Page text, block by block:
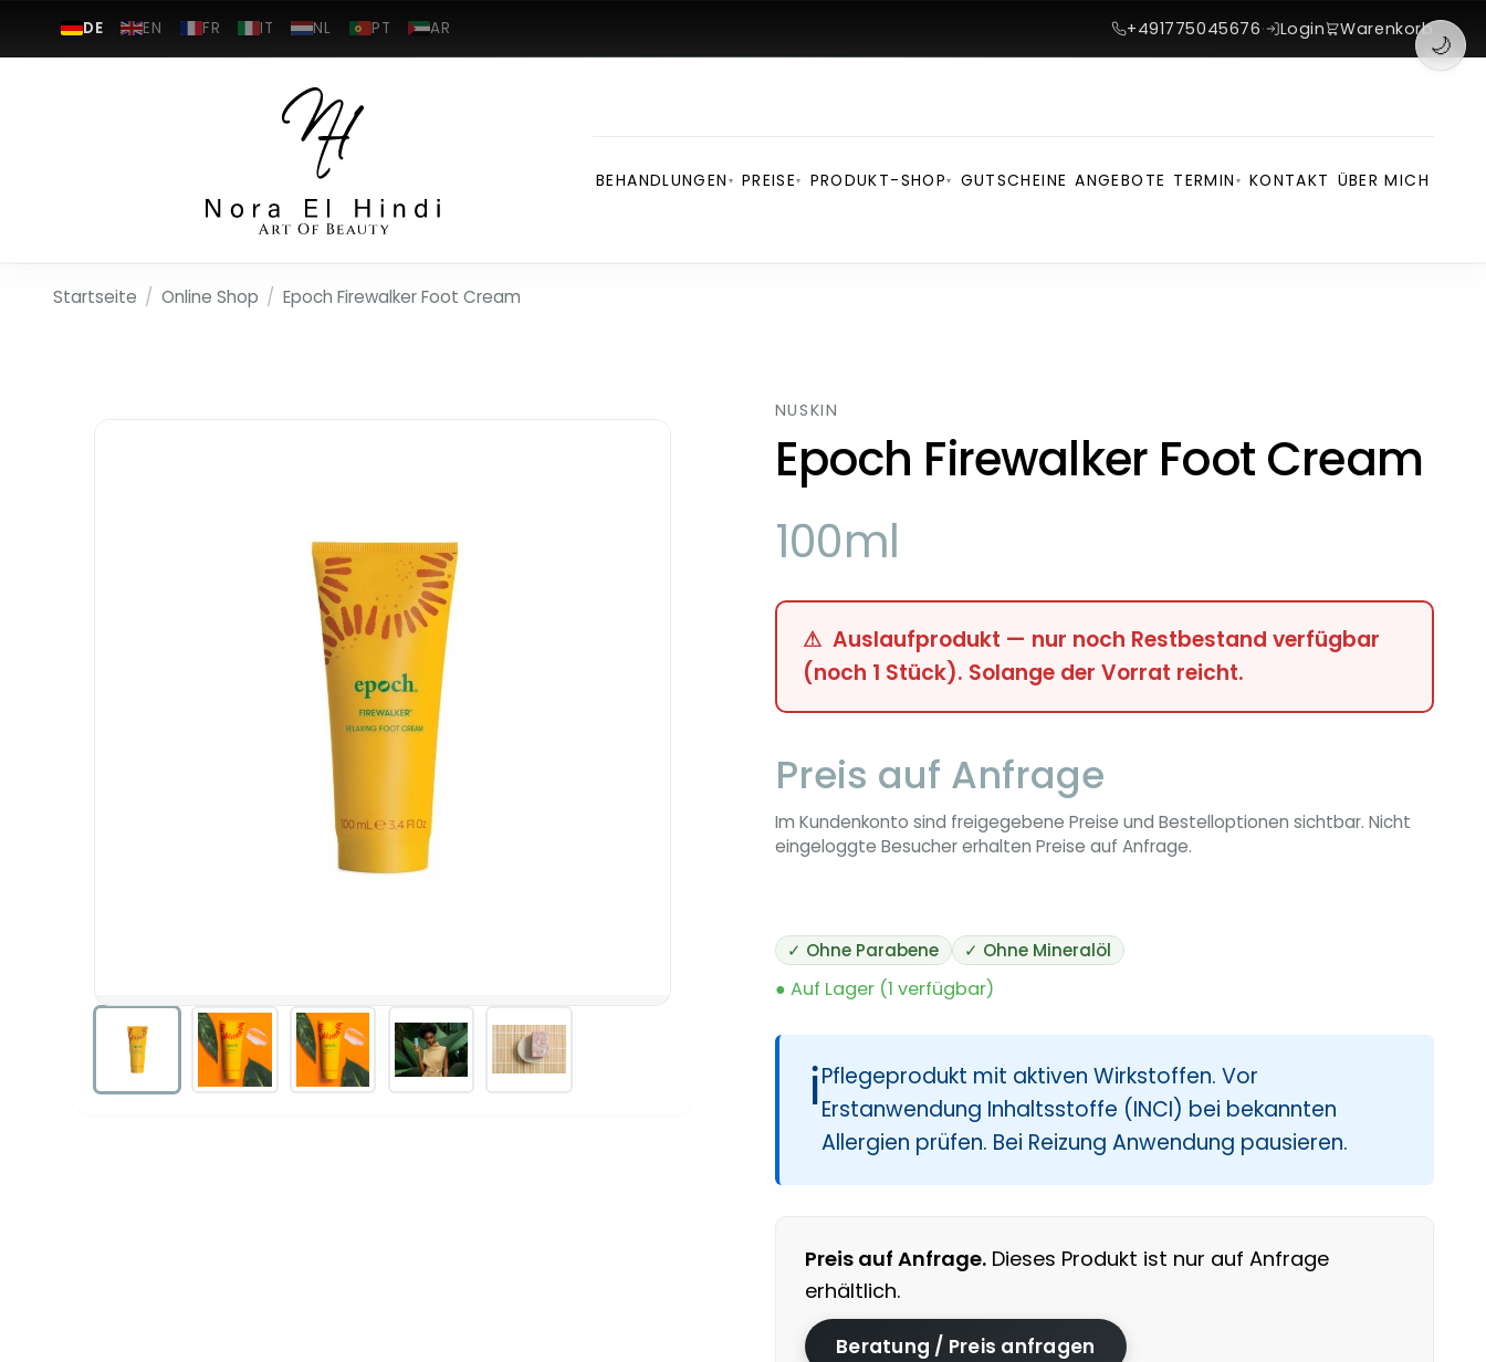
DE EN FR IT NL PT AR +491775045676· Login Warenkorb
BEHANDLUNGEN ▾ PREISE▾ PRODUKT-SHOP▾ GUTSCHEINE ANGEBOTE TERMIN ▾ KONTAKT ÜBER MICH
Startseite / Online Shop / Epoch Firewalker Foot Cream
NUSKIN
Epoch Firewalker Foot Cream
100ml
Auslaufprodukt — nur noch Restbestand verfügbar
(noch 1 Stück). Solange der Vorrat reicht.
Preis auf Anfrage
Im Kundenkonto sind freigegebene Preise und Bestelloptionen sichtbar. Nicht
eingeloggte Besucher erhalten Preise auf Anfrage.
✓ Ohne Parabene ✓ Ohne Mineralöl
● Auf Lager (1 verfügbar)
ℹPflegeprodukt mit aktiven Wirkstoffen. Vor
Erstanwendung Inhaltsstoffe (INCI) bei bekannten
Allergien prüfen. Bei Reizung Anwendung pausieren.
Preis auf Anfrage. Dieses Produkt ist nur auf Anfrage
erhältlich.
Beratung / Preis anfragen
🌙